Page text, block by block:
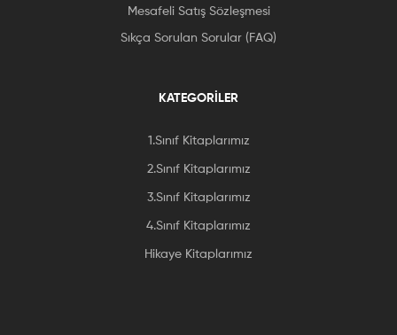
Mesafeli Satış Sözleşmesi
Sıkça Sorulan Sorular (FAQ)
KATEGORİLER
1.Sınıf Kitaplarımız
2.Sınıf Kitaplarımız
3.Sınıf Kitaplarımız
4.Sınıf Kitaplarımız
Hikaye Kitaplarımız